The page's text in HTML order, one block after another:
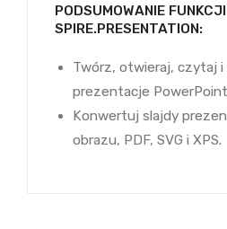
PODSUMOWANIE FUNKCJI
SPIRE.PRESENTATION:
Twórz, otwieraj, czytaj i
prezentacje
Konwertuj slajdy
obrazu, PDF, SVG i XPS.